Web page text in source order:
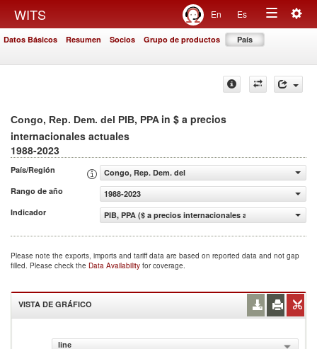
WITS En Es
Toggle
Datos Básicos Resumen Socios Grupo de productos País
Congo, Rep. Dem. del PIB, PPA in $ a precios
internacionales actuales
1988-2023
País/Región
Congo, Rep. Dem. del
Rango de año
1988-2023
Indicador
PIB, PPA ($ a precios internacionales actuales)
Please note the exports, imports and tariff data are based on reported data and not gap
filled. Please check the Data Availability for coverage.
VISTA DE GRÁFICO
line